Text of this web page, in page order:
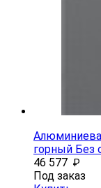
горный Без
46 577 ₽
Под заказ